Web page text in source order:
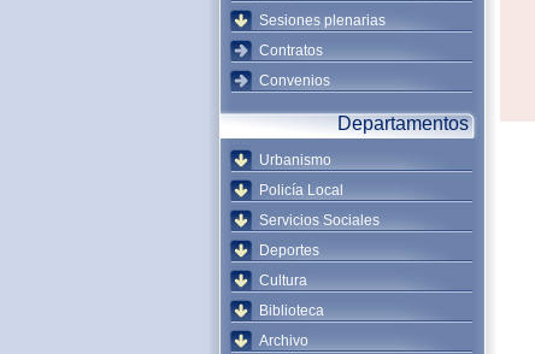
Sesiones plenarias
Contratos
Convenios
Departamentos
Urbanismo
Policía Local
Servicios Sociales
Deportes
Cultura
Biblioteca
Archivo